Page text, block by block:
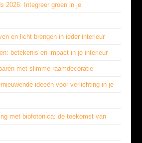
2026: Integreer groen in je
en licht brengen in ieder interieur
betekenis en impact in je interieur
met slimme raamdecoratie
ideeën voor verlichting in je
met biofotonica: de toekomst van